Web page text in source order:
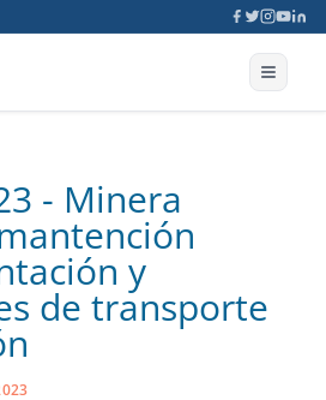
- Minera
y
de transporte